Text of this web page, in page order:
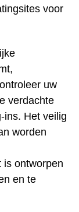
voor
uw
verdachte
ins. Het veilig
worden
is ontworpen
en te